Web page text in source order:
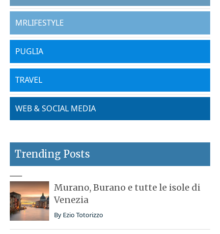
MRLIFESTYLE
PUGLIA
TRAVEL
WEB & SOCIAL MEDIA
Trending Posts
Murano, Burano e tutte le isole di
Venezia
By Ezio Totorizzo